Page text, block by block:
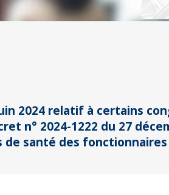
2024 relatif à certains
n° 2024-1222 du 27
santé des fonctionnaires